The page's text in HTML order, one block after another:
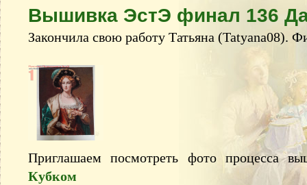
Вышивка ЭстЭ финал 136
Закончила свою работу Татьяна (Tatyana08).
Приглашаем посмотреть фото процесса
Кубком